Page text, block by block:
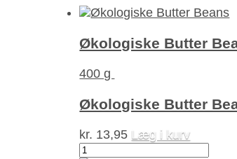
Økologiske Butter
400 g
Økologiske Butter
kr. 13,95 Læg i kurv
Økologiske